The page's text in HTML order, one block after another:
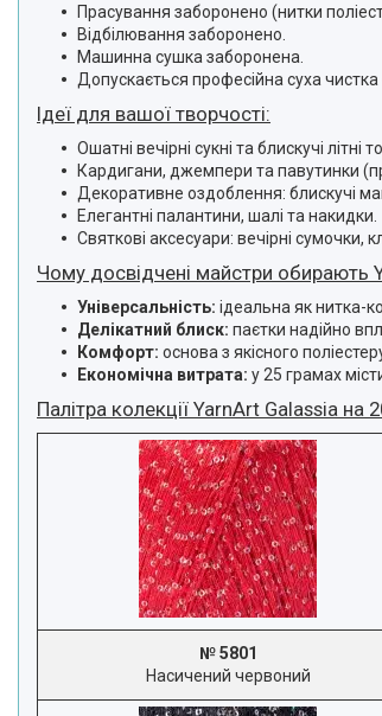
Прасування заборонено (нитки
Відбілювання заборонено.
Машинна сушка заборонена.
Допускається професійна суха
Ідеї для вашої творчості:
Ошатні вечірні сукні та блискучі
Кардигани, джемпери та павутинки
Декоративне оздоблення: блискучі
Елегантні палантини, шалі та накидки.
Святкові аксесуари: вечірні сумочки,
Чому досвідчені майстри обирають
Універсальність: ідеальна як нитка-
Делікатний блиск: паєтки надійно
Комфорт: основа з якісного
Економічна витрата: у 25 грамах
Палітра колекції YarnArt Galassia на
№ 5801
Насичений червоний